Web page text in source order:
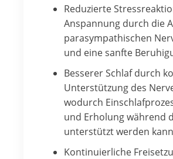
Reduzierte
Anspannung durch die
parasympathischen
und eine sanfte
Besserer Schlaf durch
Unterstützung des
wodurch
und Erholung während
unterstützt werden
Kontinuierliche